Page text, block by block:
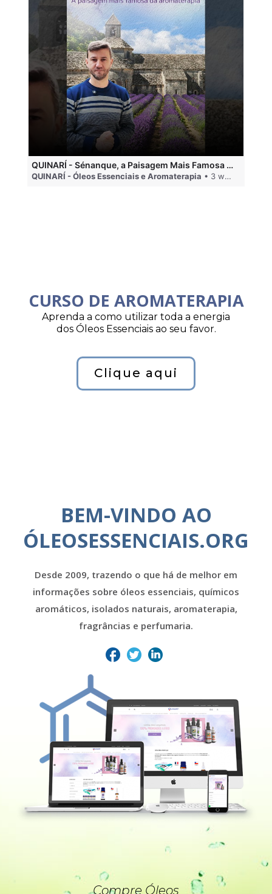
QUINARÍ - Sénanque, a Paisagem Mais Famosa da Aromaterapia
QUINARÍ - Óleos Essenciais e Aromaterapia • 3 weeks ago
CURSO DE AROMATERAPIA
Aprenda a como utilizar toda a energia
dos Óleos Essenciais ao seu favor.
Clique aqui
BEM-VINDO AO
ÓLEOSESSENCIAIS.ORG
Desde 2009, trazendo o que há de melhor em
informações sobre óleos essenciais, químicos
aromáticos, isolados naturais, aromaterapia,
fragrâncias e perfumaria.
Compre Óleos